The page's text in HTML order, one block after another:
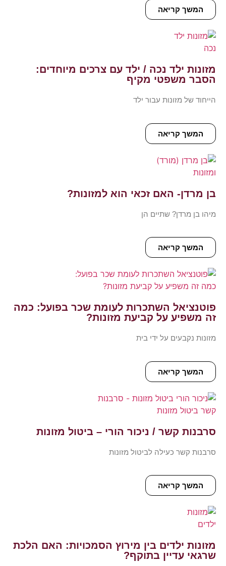
המשך קריאה
מזונות ילד נכה / ילד עם צרכים מיוחדים:
הסבר משפטי מקיף
הייחוד של מזונות עבור ילד
המשך קריאה
בן מרדן- האם זכאי הוא למזונות?
מיהו בן מרדן? שתיים הן
המשך קריאה
פוטנציאל השתכרות לעומת שכר בפועל: כמה
זה משפיע על קביעת מזונות?
מזונות נקבעים על ידי בית
המשך קריאה
סרבנות קשר / ניכור הורי – ביטול מזונות
סרבנות קשר כעילה לביטול מזונות
המשך קריאה
מזונות ילדים בין מירוץ הסמכויות: האם הלכת
שרגאי עדיין בתוקף?